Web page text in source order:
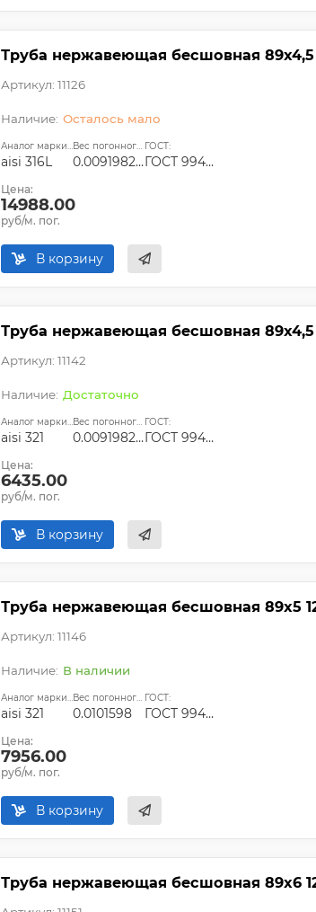
Труба нержавеющая бесшовная 89х4,5
Артикул: 11126
Осталось мало
Аналог марки стали:
aisi 316L
Вес погонного метра, т.:
0.0091982475
ГОСТ:
ГОСТ 9940-81, ГОСТ 9941-81, ГОСТ 24030-80, ГОСТ 10498-82
Цена:
14988.00
руб/м. пог.
В корзину
Труба нержавеющая бесшовная 89х4,5
Артикул: 11142
Достаточно
Аналог марки стали:
aisi 321
Вес погонного метра, т.:
0.0091982475
ГОСТ:
ГОСТ 9940-81, ГОСТ 9941-81, ГОСТ 24030-80, ГОСТ 10498-82
Цена:
6435.00
руб/м. пог.
В корзину
Труба нержавеющая бесшовная 89х5
Артикул: 11146
В наличии
Аналог марки стали:
aisi 321
Вес погонного метра, т.:
0.0101598
ГОСТ:
ГОСТ 9940-81, ГОСТ 9941-81, ГОСТ 24030-80, ГОСТ 10498-82
Цена:
7956.00
руб/м. пог.
В корзину
Труба нержавеющая бесшовная 89х6